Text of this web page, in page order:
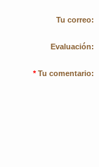
Tu correo:
Evaluación:
* Tu comentario: